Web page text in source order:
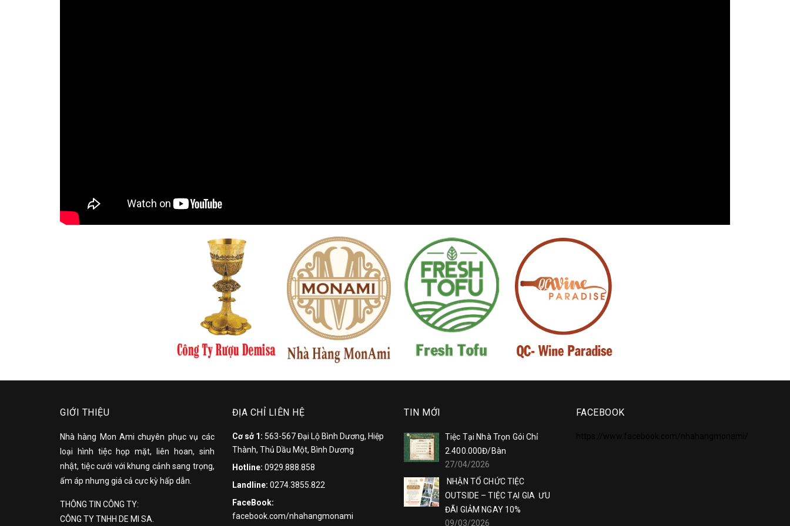
GIỚI THIỆU
Nhà hàng Mon Ami chuyên phục vụ các
loại hình tiệc họp mặt, liên hoan, sinh
nhật, tiệc cưới với khung cảnh sang trọng,
ấm áp nhưng giá cả cực kỳ hấp dẫn.
THÔNG TIN CÔNG TY:
CÔNG TY TNHH DE MI SA.
ĐỊA CHỈ LIÊN HỆ
Cơ sở 1: 563-567 Đại Lộ Bình Dương, Hiệp
Thành, Thủ Dầu Một, Bình Dương
Hotline: 0929.888.858
Landline: 0274.3855.822
FaceBook:
facebook.com/nhahangmonami
TIN MỚI
Tiệc Tại Nhà Trọn Gói Chỉ
2.400.000Đ/Bàn
27/04/2026
NHẬN TỔ CHỨC TIỆC
OUTSIDE – TIỆC TẠI GIA ƯU
ĐÃI GIẢM NGAY 10%
09/03/2026
FACEBOOK